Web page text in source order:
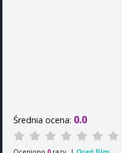
Średnia ocena: 0.0